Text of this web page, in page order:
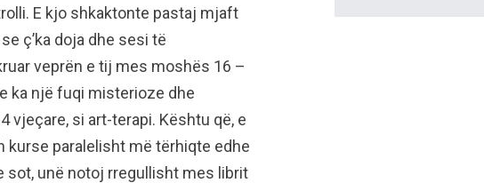
E kjo shkaktonte pastaj mjaft
ç’ka doja dhe sesi të
veprën e tij mes moshës 16 –
ka një fuqi misterioze dhe
vjeçare, si art-terapi. Kështu që, e
kurse paralelisht më tërhiqte edhe
sot, unë notoj rregullisht mes librit